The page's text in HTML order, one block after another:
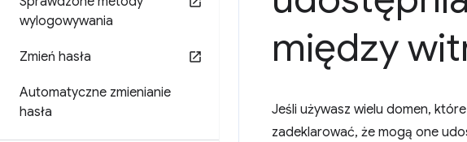
wylogowywania
Zmień hasła
Automatyczne zmienianie
hasła
między
Jeśli używasz wielu domen,
zadeklarować, że mogą one